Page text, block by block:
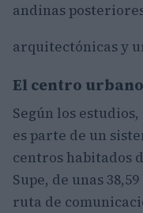
andinas
arquitectónicas y
El centro
Según los estudios,
es parte de un
centros habitados
Supe, de unas
ruta de